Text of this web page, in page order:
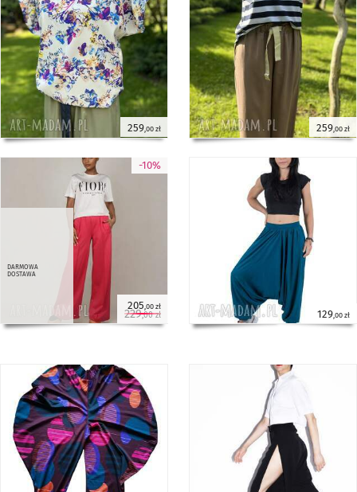
259,00 zł 259,00 zł
darmowa
dostawa
-10%
205 ,00 zł
229,00 zł 129,00 zł